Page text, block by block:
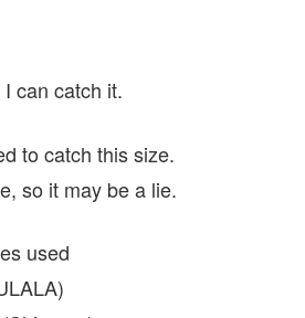
I can catch it.
to catch this size.
so it may be a lie.
used